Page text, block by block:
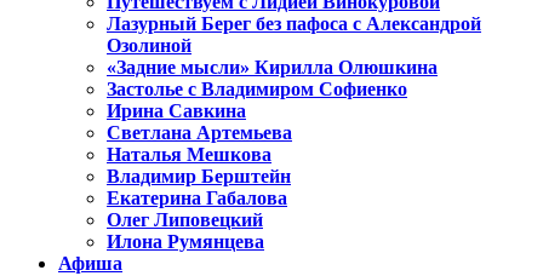
Лазурный Берег без пафоса с Александрой
Озолиной
«Задние мысли» Кирилла Олюшкина
Застолье с Владимиром Софиенко
Ирина Савкина
Светлана Артемьева
Наталья Мешкова
Владимир Берштейн
Екатерина Габалова
Олег Липовецкий
Илона Румянцева
Афиша